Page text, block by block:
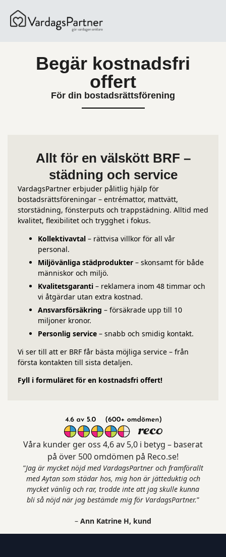
Begär kostnadsfri
offert
För din bostadsrättsförening
Allt för en välskött BRF –
städning och service
VardagsPartner erbjuder pålitlig hjälp för
bostadsrättsföreningar – entrémattor, mattvätt,
storstädning, fönsterputs och trappstädning. Alltid med
kvalitet, flexibilitet och trygghet i fokus.
Kollektivavtal – rättvisa villkor för all vår
personal.
Miljövänliga städprodukter – skonsamt för både
människor och miljö.
Kvalitetsgaranti – reklamera inom 48 timmar och
vi åtgärdar utan extra kostnad.
Ansvarsförsäkring – försäkrade upp till 10
miljoner kronor.
Personlig service – snabb och smidig kontakt.
Vi ser till att er BRF får bästa möjliga service – från
första kontakten till sista detaljen.
Fyll i formuläret för en kostnadsfri offert!
Våra kunder ger oss 4,6 av 5,0 i betyg – baserat
på över 500 omdömen på Reco.se!
”Jag är mycket nöjd med VardagsPartner och framförallt
med Aytan som städar hos, mig hon är jätteduktig och
mycket vänlig och rar, trodde inte att jag skulle kunna
bli så nöjd när jag bestämde mig för VardagsPartner.”
– Ann Katrine H, kund